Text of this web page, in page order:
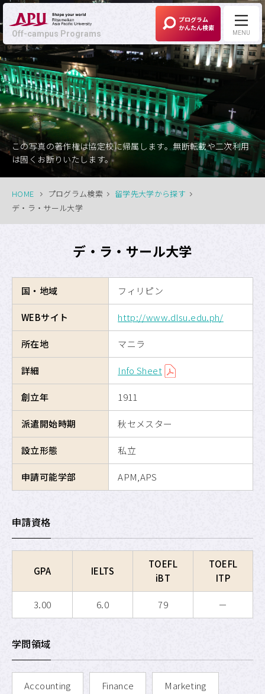
Off-campus Programs
プログラム
かんたん検索
この写真の著作権は協定校に帰属します。無断転載や二次利用
は固くお断りいたします。
HOME プログラム検索
留学先大学から探す
デ・ラ・サール大学
デ・ラ・サール大学
国・地域 フィリピン
WEBサイト http://www.dlsu.edu.ph/
所在地 マニラ
詳細 Info Sheet
創立年 1911
派遣開始時期 秋セメスター
設立形態 私立
申請可能学部 APM,APS
申請資格
GPA IELTS
TOEFL
iBT
TOEFL
ITP
3.00 6.0 79 －
学問領域
Accounting Finance Marketing
MENU
Off-campus Programs
LANGUAGE: English
募集中プログラム
大学検索
海外交換留学
危機管理
留学のための奨学金制度
APUへの留学
サイトマップ
サイトポリシー
APU SALC
APU サービスラーニング・ プログラム
APU 学生留学アドバイザー